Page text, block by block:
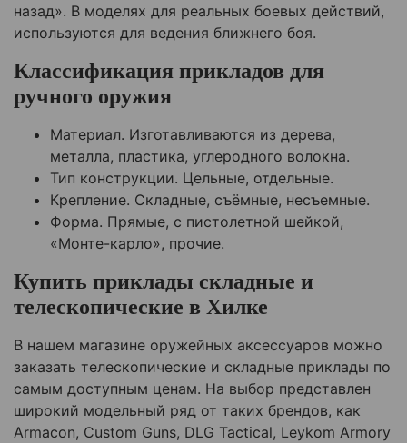
назад». В моделях для реальных боевых действий,
используются для ведения ближнего боя.
Классификация прикладов для
ручного оружия
Материал. Изготавливаются из дерева,
металла, пластика, углеродного волокна.
Тип конструкции. Цельные, отдельные.
Крепление. Складные, съёмные, несъемные.
Форма. Прямые, с пистолетной шейкой,
«Монте-карло», прочие.
Купить приклады складные и
телескопические в Хилке
В нашем магазине оружейных аксессуаров можно
заказать телескопические и складные приклады по
самым доступным ценам. На выбор представлен
широкий модельный ряд от таких брендов, как
Armacon, Custom Guns, DLG Tactical, Leykom Armory